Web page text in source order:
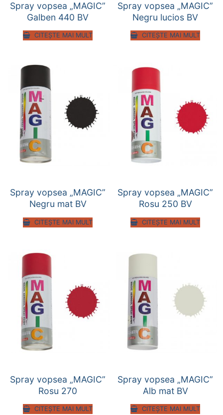
Spray vopsea „MAGIC”
Galben 440 BV
CITEȘTE MAI MULT
Spray vopsea „MAGIC”
Negru lucios BV
CITEȘTE MAI MULT
Spray vopsea „MAGIC”
Negru mat BV
CITEȘTE MAI MULT
Spray vopsea „MAGIC”
Rosu 250 BV
CITEȘTE MAI MULT
Spray vopsea „MAGIC”
Rosu 270
CITEȘTE MAI MULT
Spray vopsea „MAGIC”
Alb mat BV
CITEȘTE MAI MULT